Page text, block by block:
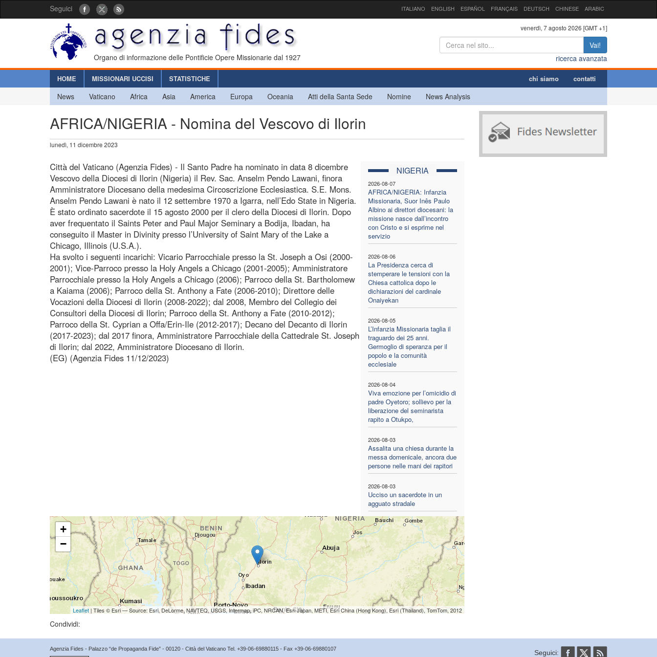
Seguici ITALIANO ENGLISH ESPAÑOL FRANÇAIS DEUTSCH CHINESE ARABIC
Organo di informazione delle Pontificie Opere Missionarie dal 1927
venerdì, 7 agosto 2026 [GMT +1]
Vai!
ricerca avanzata
HOME MISSIONARI UCCISI STATISTICHE chi siamo contatti
News Vaticano Africa Asia America Europa Oceania Atti della Santa Sede Nomine News Analysis
AFRICA/NIGERIA - Nomina del Vescovo di Ilorin
lunedì, 11 dicembre 2023
NIGERIA
2026-08-07
AFRICA/NIGERIA: Infanzia
Missionaria, Suor Inês Paulo
Albino ai direttori diocesani: la
missione nasce dall’incontro
con Cristo e si esprime nel
servizio
2026-08-06
La Presidenza cerca di
stemperare le tensioni con la
Chiesa cattolica dopo le
dichiarazioni del cardinale
Onaiyekan
2026-08-05
L’Infanzia Missionaria taglia il
traguardo dei 25 anni.
Germoglio di speranza per il
popolo e la comunità
ecclesiale
2026-08-04
Viva emozione per l’omicidio di
padre Oyetoro; sollievo per la
liberazione del seminarista
rapito a Otukpo,
2026-08-03
Assalita una chiesa durante la
messa domenicale, ancora due
persone nelle mani dei rapitori
2026-08-03
Ucciso un sacerdote in un
agguato stradale
Città del Vaticano (Agenzia Fides) - Il Santo Padre ha nominato in data 8 dicembre
Vescovo della Diocesi di Ilorin (Nigeria) il Rev. Sac. Anselm Pendo Lawani, finora
Amministratore Diocesano della medesima Circoscrizione Ecclesiastica. S.E. Mons.
Anselm Pendo Lawani è nato il 12 settembre 1970 a Igarra, nell’Edo State in Nigeria.
È stato ordinato sacerdote il 15 agosto 2000 per il clero della Diocesi di Ilorin. Dopo
aver frequentato il Saints Peter and Paul Major Seminary a Bodija, Ibadan, ha
conseguito il Master in Divinity presso l’University of Saint Mary of the Lake a
Chicago, Illinois (U.S.A.).
Ha svolto i seguenti incarichi: Vicario Parrocchiale presso la St. Joseph a Osi (2000-
2001); Vice-Parroco presso la Holy Angels a Chicago (2001-2005); Amministratore
Parrocchiale presso la Holy Angels a Chicago (2006); Parroco della St. Bartholomew
a Kaiama (2006); Parroco della St. Anthony a Fate (2006-2010); Direttore delle
Vocazioni della Diocesi di Ilorin (2008-2022); dal 2008, Membro del Collegio dei
Consultori della Diocesi di Ilorin; Parroco della St. Anthony a Fate (2010-2012);
Parroco della St. Cyprian a Offa/Erin-Ile (2012-2017); Decano del Decanto di Ilorin
(2017-2023); dal 2017 finora, Amministratore Parrocchiale della Cattedrale St. Joseph
di Ilorin; dal 2022, Amministratore Diocesano di Ilorin.
(EG) (Agenzia Fides 11/12/2023)
+
−
Leaflet| Tiles © Esri — Source: Esri, DeLorme, NAVTEQ, USGS, Intermap, iPC, NRCAN, Esri Japan, METI, Esri China (Hong Kong), Esri (Thailand), TomTom, 2012
Condividi:
Agenzia Fides - Palazzo “de Propaganda Fide” - 00120 - Città del Vaticano Tel. +39-06-69880115 - Fax +39-06-69880107
Seguici: